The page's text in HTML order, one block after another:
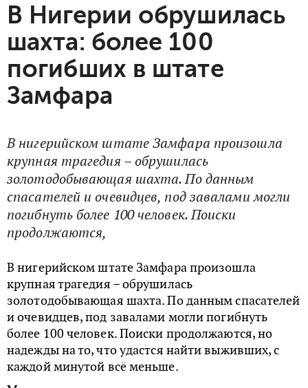
В Нигерии обрушилась
шахта: более 100
погибших в штате
Замфара
В нигерийском штате Замфара произошла
крупная трагедия – обрушилась
золотодобывающая шахта. По данным
спасателей и очевидцев, под завалами могли
погибнуть более 100 человек. Поиски
продолжаются,
В нигерийском штате Замфара произошла
крупная трагедия – обрушилась
золотодобывающая шахта. По данным спасателей
и очевидцев, под завалами могли погибнуть
более 100 человек. Поиски продолжаются, но
надежды на то, что удастся найти выживших, с
каждой минутой всё меньше.